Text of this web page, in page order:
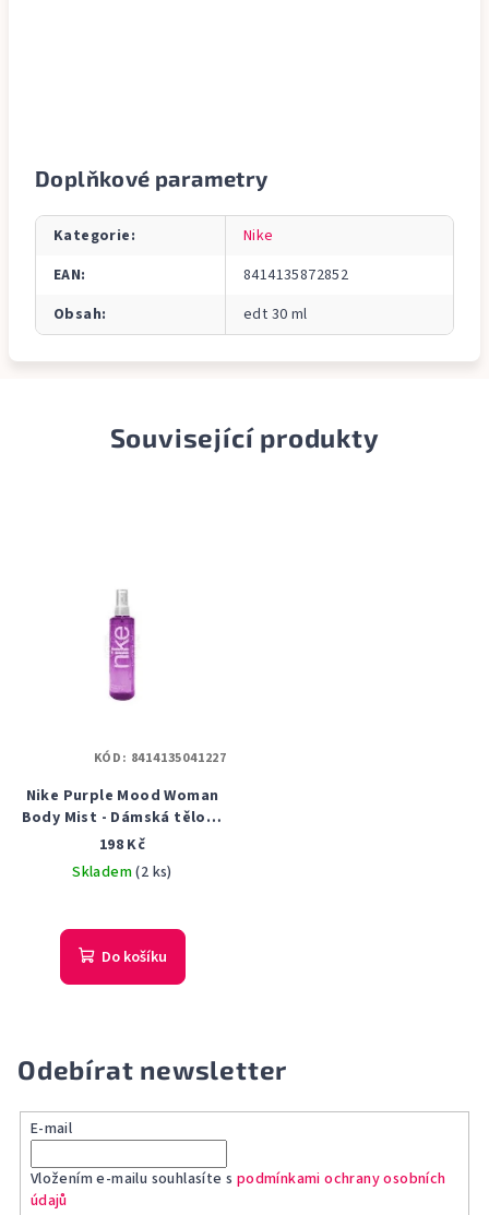
Doplňkové parametry
Kategorie:
Nike
EAN:
8414135872852
Obsah: edt 30 ml
Související produkty
Nike Purple Mood Woman
Body Mist - Dámská tělová
mlha 200 ml
198 Kč
Skladem(2 ks)
Do košíku
KÓD: 8414135041227
Odebírat newsletter
E-mail
Vložením e-mailu souhlasíte s podmínkami ochrany osobních
údajů